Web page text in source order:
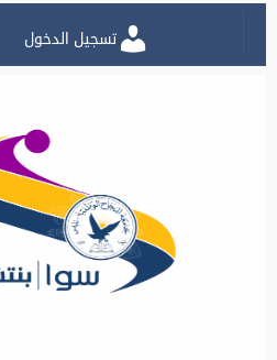
تسجيل الدخول